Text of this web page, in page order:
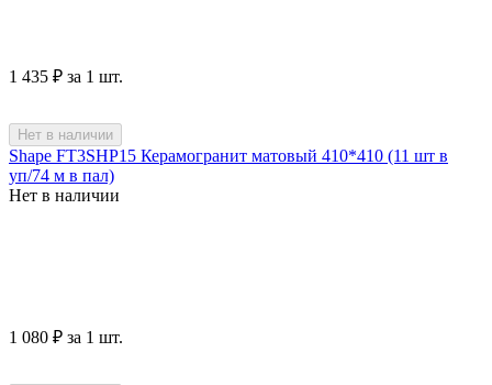
1 435 ₽ за 1 шт.
Нет в наличии
Shape FT3SHP15 Керамогранит матовый 410*410 (11 шт в
уп/74 м в пал)
Нет в наличии
1 080 ₽ за 1 шт.